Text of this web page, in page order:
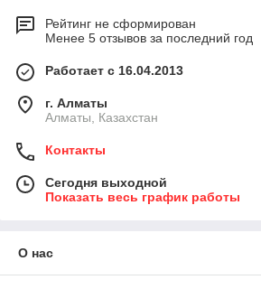
Рейтинг не сформирован
Менее 5 отзывов за последний год
Работает с 16.04.2013
г. Алматы
Алматы, Казахстан
Контакты
Сегодня выходной
Показать весь график работы
О нас